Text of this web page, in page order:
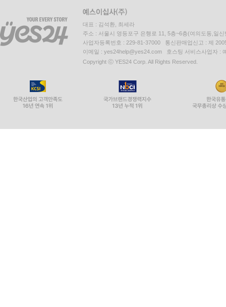
대표 : 김석환, 최세라
주소 : 서울시 영등포구 은행로 11, 5층~6층(여의도동,일신
사업자등록번호 : 229-81-37000 통신판매업신고 : 제
이메일 : yes24help@yes24.com 호스팅 서비스사업자 :
Copyright ⓒ YES24 Corp. All Rights Reserved.